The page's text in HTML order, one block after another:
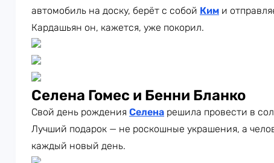
автомобиль на доску, берёт с собой Ким и
Кардашьян он, кажется, уже покорил.
Селена Гомес и Бенни Бланко
Свой день рождения Селена решила провести в
Лучший подарок — не роскошные украшения, а
каждый новый день.